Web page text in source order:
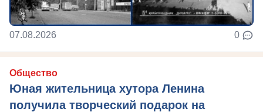
07.08.2026 0
Общество
Юная жительница хутора Ленина
получила творческий подарок на